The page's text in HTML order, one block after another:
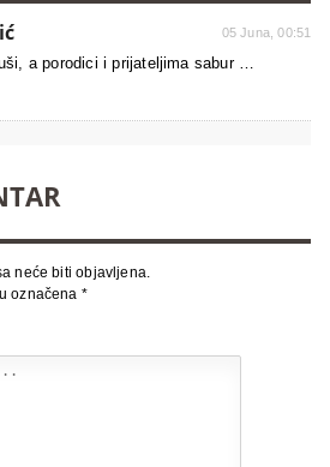
05 Juna, 00:51
a porodici i prijateljima sabur …
neće biti objavljena.
označena *